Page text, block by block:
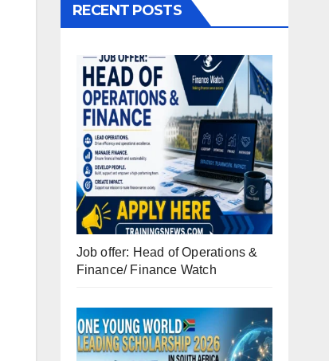
RECENT POSTS
Job offer: Head of Operations &
Finance/ Finance Watch